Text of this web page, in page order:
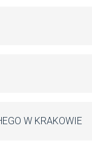
W KRAKOWIE